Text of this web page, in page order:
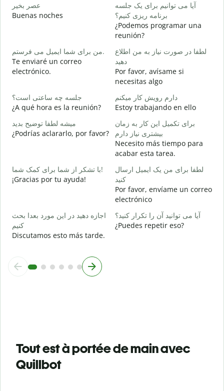
عصر بخیر
Buenas noches
آیا می توانیم برای یک جلسه
برنامه ریزی کنیم؟
¿Podemos programar una
reunión?
من برای شما ایمیل می فرستم.
Te enviaré un correo
electrónico.
لطفا در صورت نیاز به من اطلاع
دهید
Por favor, avísame si
necesitas algo
جلسه چه ساعتی است؟
¿A qué hora es la reunión?
دارم رویش کار میکنم
Estoy trabajando en ello
میشه لطفا توضیح بدید
¿Podrías aclararlo, por favor?
برای تکمیل این کار به زمان
بیشتری نیاز دارم
Necesito más tiempo para
acabar esta tarea.
با تشکر از شما برای کمک شما!
¡Gracias por tu ayuda!
لطفا برای من یک ایمیل ارسال
کنید
Por favor, envíame un correo
electrónico
اجازه دهید در این مورد بعدا بحث
کنیم
Discutamos esto más tarde.
آیا می توانید آن را تکرار کنید؟
¿Puedes repetir eso?
Tout est à portée de main avec
Quillbot